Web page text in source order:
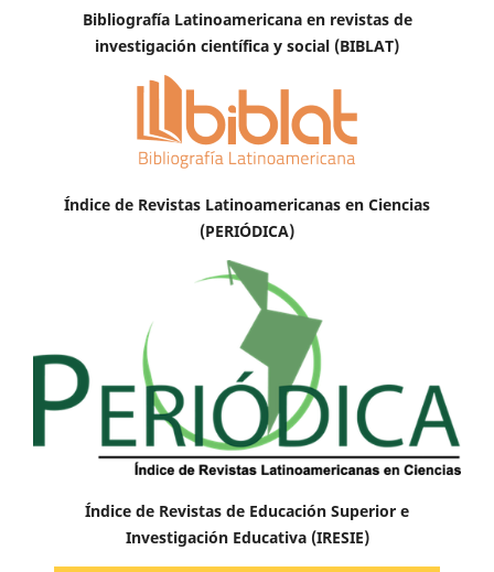
Bibliografía Latinoamericana en revistas de
investigación científica y social (BIBLAT)
Índice de Revistas Latinoamericanas en Ciencias
(PERIÓDICA)
Índice de Revistas de Educación Superior e
Investigación Educativa (IRESIE)